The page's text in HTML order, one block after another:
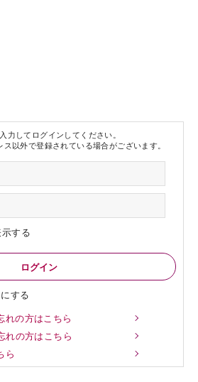
力してログインしてください。
以外で登録されている場合がございます。
する
する
れの方はこちら
れの方はこちら
ら